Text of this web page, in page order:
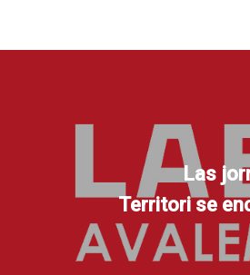
Las
Territori se